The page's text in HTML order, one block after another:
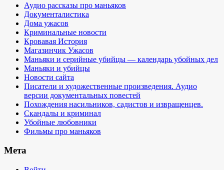
Аудио рассказы про маньяков
Документалистика
Дома ужасов
Криминальные новости
Кровавая История
Магазинчик Ужасов
Маньяки и серийные убийцы — календарь убойных дел
Маньяки и убийцы
Новости сайта
Писатели и художественные произведения. Аудио
версии документальных повестей
Похождения насильников, садистов и извращенцев.
Скандалы и криминал
Убойные любовники
Фильмы про маньяков
Мета